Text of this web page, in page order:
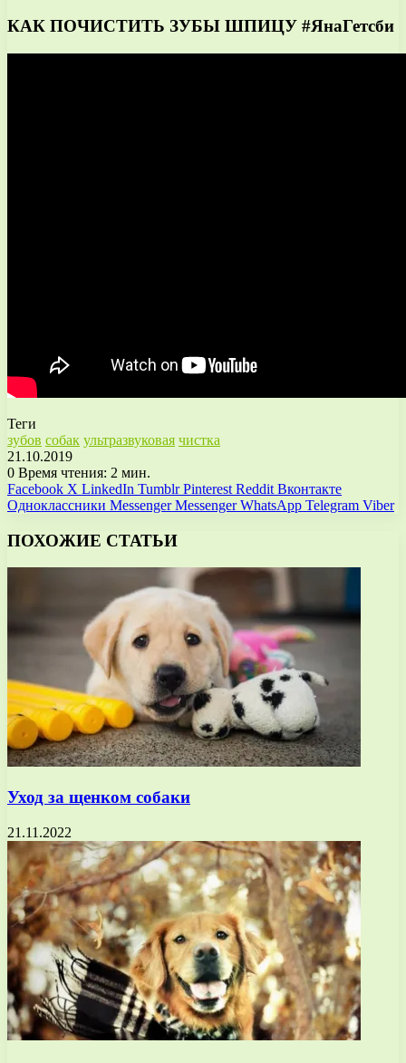
КАК ПОЧИСТИТЬ ЗУБЫ ШПИЦУ #ЯнаГетсби
Теги
зубов собак ультразвуковая чистка
21.10.2019
0 Время чтения: 2 мин.
Facebook X LinkedIn Tumblr Pinterest Reddit Вконтакте
Одноклассники Messenger Messenger WhatsApp Telegram Viber
ПОХОЖИЕ СТАТЬИ
Уход за щенком собаки
21.11.2022